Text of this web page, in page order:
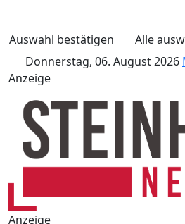
Auswahl bestätigen
Alle
Donnerstag, 06. August 2026
Anzeige
Anzeige